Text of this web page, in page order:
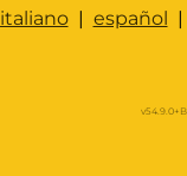
italiano| español |